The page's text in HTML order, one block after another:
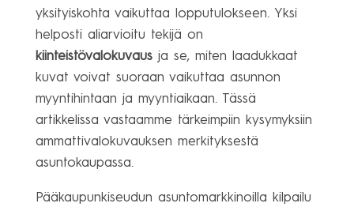
yksityiskohta vaikuttaa lopputulokseen. Yksi
helposti aliarvioitu tekijä on
kiinteistövalokuvausja se, miten laadukkaat
kuvat voivat suoraan vaikuttaa asunnon
myyntihintaan ja myyntiaikaan. Tässä
artikkelissa vastaamme tärkeimpiin kysymyksiin
ammattivalokuvauksen merkityksestä
asuntokaupassa.
Pääkaupunkiseudun asuntomarkkinoilla kilpailu